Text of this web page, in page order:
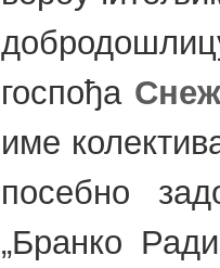
госпођа
име
посебно
„Бранко